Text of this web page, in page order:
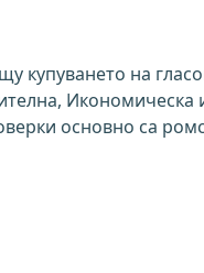
купуването на
Икономическа
основно са